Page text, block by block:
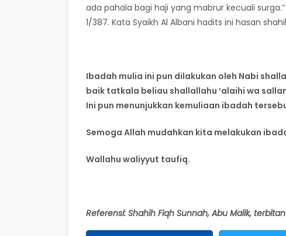
ada pahala bagi haji yang mabrur kecuali surga.”
1/387. Kata Syaikh Al Albani hadits ini hasan
Ibadah mulia ini pun dilakukan oleh Nabi
baik tatkala beliau shallallahu ‘alaihi wa
Ini pun menunjukkan kemuliaan ibadah
Semoga Allah mudahkan kita melakukan
Wallahu waliyyut taufiq.
Referensi: Shahih Fiqh Sunnah, Abu Malik,